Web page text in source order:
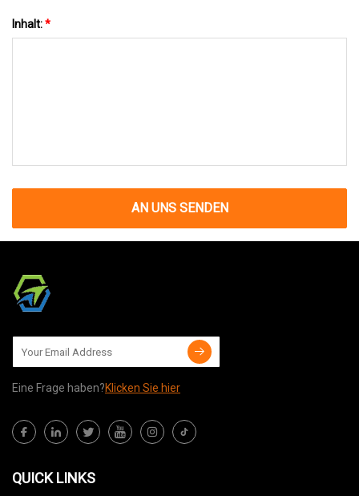
Inhalt:*
AN UNS SENDEN
Eine Frage haben?Klicken Sie hier
QUICK LINKS